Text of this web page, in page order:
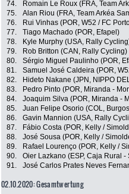
74.
Romain Le Roux (FRA, Team
75.
Alan Riou (FRA, Team Arkéa
76.
Rui Vinhas (POR, W52 / FC
77.
Tiago Machado (POR, Efapel)
78.
Kyle Murphy (USA, Rally
79.
Rob Britton (CAN, Rally Cycling)
80.
Sérgio Miguel Paulinho (POR,
81.
Samuel José Caldeira (POR,
82.
Hideto Nakane (JPN, NIPPO
83.
Pedro Pinto (POR, Miranda -
84.
Joaquim Silva (POR, Miranda -
85.
Juan Felipe Osorio (COL,
86.
Gavin Mannion (USA, Rally
87.
Fábio Costa (POR, Kelly /
88.
José Sousa (POR, Kelly /
89.
Rafael Lourenço (POR, Kelly /
90.
Oier Lazkano (ESP, Caja Rural -
91.
José Carlos Prates Neves
02.10.2020: Gesamtwertung